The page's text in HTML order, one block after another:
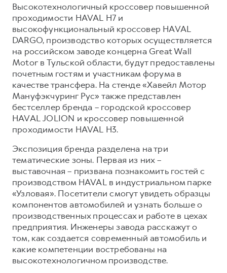
HAVAL Лизинг
АКСЕССУАРЫ HAVAL
Автомобильные аксессуары
Коллекция PRO
Коллекция Базовая
Коллекция Детская
АКСЕССУАРЫ HAVAL
Автомобильные аксессуары
Коллекция PRO
Коллекция Базовая
Коллекция Детская
Высокотехнологичный кроссовер повышенной
проходимости HAVAL H7 и
высокофункциональный кроссовер HAVAL
DARGO, производство которых осуществляется
на российском заводе концерна Great Wall
Motor в Тульской области, будут предоставлены
почетным гостям и участникам форума в
качестве трансфера. На стенде «Хавейл Мотор
Мануфэкчуринг Рус» также представлен
бестселлер бренда – городской кроссовер
HAVAL JOLION и кроссовер повышенной
проходимости HAVAL H3.
Экспозиция бренда разделена на три
тематические зоны. Первая из них –
выставочная – призвана познакомить гостей с
производством HAVAL в индустриальном парке
«Узловая». Посетители смогут увидеть образцы
компонентов автомобилей и узнать больше о
производственных процессах и работе в цехах
предприятия. Инженеры завода расскажут о
том, как создается современный автомобиль и
какие компетенции востребованы на
высокотехнологичном производстве.